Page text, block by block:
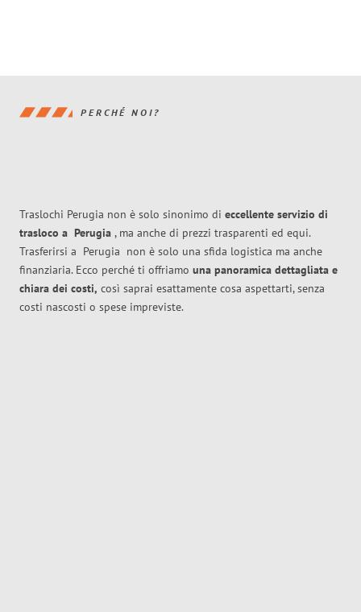
PERCHÉ NOI?
Traslochi Perugia non è solo sinonimo di eccellente servizio di
trasloco a Perugia , ma anche di prezzi trasparenti ed equi.
Trasferirsi a Perugia non è solo una sfida logistica ma anche
finanziaria. Ecco perché ti offriamo una panoramica dettagliata e
chiara dei costi, così saprai esattamente cosa aspettarti, senza
costi nascosti o spese impreviste.